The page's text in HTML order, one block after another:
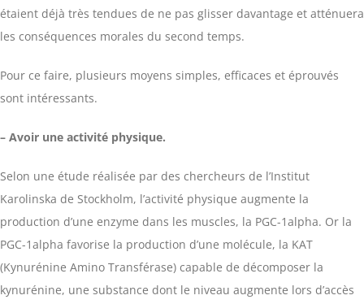
étaient déjà très tendues de ne pas glisser davantage et atténuera
les conséquences morales du second temps.
Pour ce faire, plusieurs moyens simples, efficaces et éprouvés
sont intéressants.
– Avoir une activité physique.
Selon une étude réalisée par des chercheurs de l’Institut
Karolinska de Stockholm, l’activité physique augmente la
production d’une enzyme dans les muscles, la PGC-1alpha. Or la
PGC-1alpha favorise la production d’une molécule, la KAT
(Kynurénine Amino Transférase) capable de décomposer la
kynurénine, une substance dont le niveau augmente lors d’accès